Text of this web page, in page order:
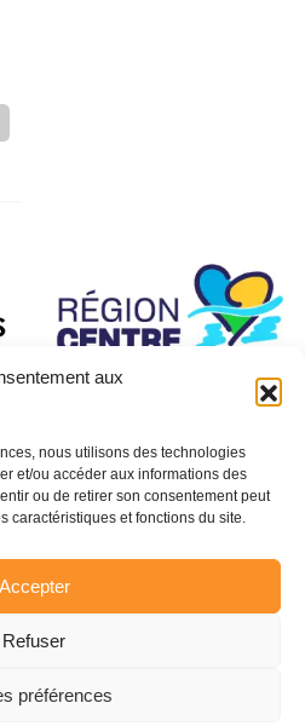
aux
nous utilisons des technologies
et/ou accéder aux informations des
ou de retirer son consentement peut
caractéristiques et fonctions du site.
Accepter
Refuser
préférences